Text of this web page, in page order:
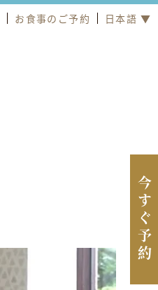
お食事のご予約 日本語 ▼
今すぐ予約